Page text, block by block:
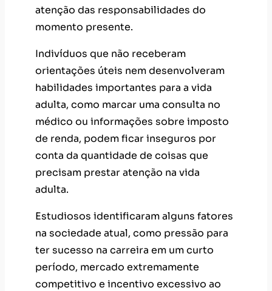
atenção das responsabilidades do
momento presente.
Indivíduos que não receberam
orientações úteis nem desenvolveram
habilidades importantes para a vida
adulta, como marcar uma consulta no
médico ou informações sobre imposto
de renda, podem ficar inseguros por
conta da quantidade de coisas que
precisam prestar atenção na vida
adulta.
Estudiosos identificaram alguns fatores
na sociedade atual, como pressão para
ter sucesso na carreira em um curto
período, mercado extremamente
competitivo e incentivo excessivo ao